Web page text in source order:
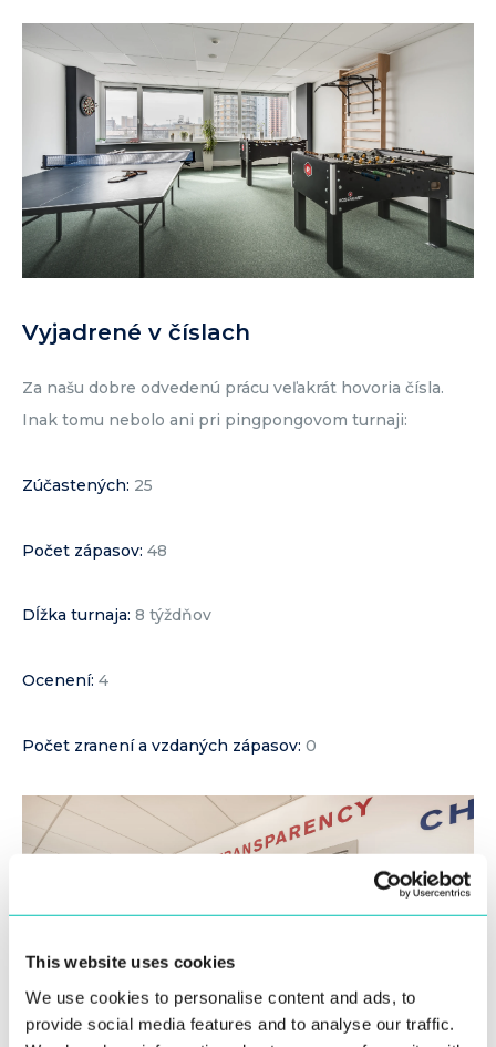
This website uses cookies
We use cookies to personalise content and ads, to
provide social media features and to analyse our traffic.
Vyjadrené v číslach
Za našu dobre odvedenú prácu veľakrát hovoria čísla.
Inak tomu nebolo ani pri pingpongovom turnaji:
Zúčastených: 25
Počet zápasov: 48
Dĺžka turnaja: 8 týždňov
Ocenení: 4
Počet zranení a vzdaných zápasov: 0